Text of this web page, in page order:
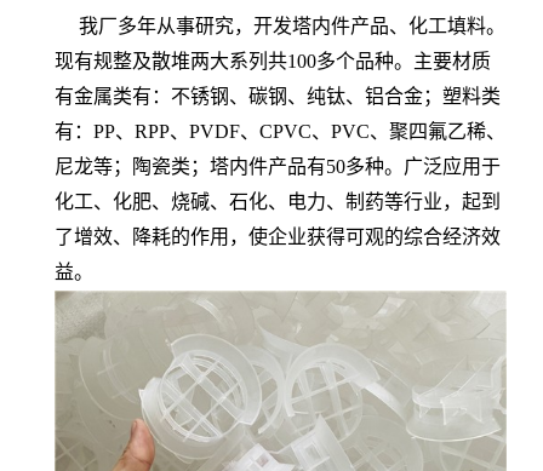
我厂多年从事研究，开发塔内件产品、化工填料。
现有规整及散堆两大系列共100多个品种。主要材质
有金属类有：不锈钢、碳钢、纯钛、铝合金；塑料类
有：PP、RPP、PVDF、CPVC、PVC、聚四氟乙稀、
尼龙等；陶瓷类；塔内件产品有50多种。广泛应用于
化工、化肥、烧碱、石化、电力、制药等行业，起到
了增效、降耗的作用，使企业获得可观的综合经济效
益。